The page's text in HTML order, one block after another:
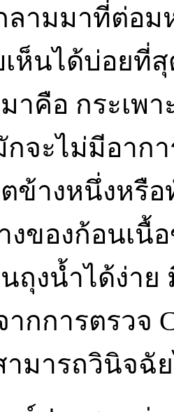
ลามมาที่ต่อ
เห็นได้บ่อยที่
าคือ กระเพ
จะไม่มีอากา
ข้างหนึ่งหรือ
างของก้อนเ
ถุงน้ำได้ง่า
ากการตรวจ
ามารถวินิจฉั